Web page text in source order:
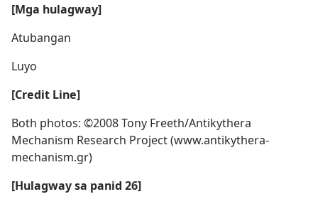
[Mga hulagway]
Atubangan
Luyo
[Credit Line]
Both photos: ©2008 Tony Freeth/​Antikythera
Mechanism Research Project (www.antikythera-
mechanism.gr)
[Hulagway sa panid 26]